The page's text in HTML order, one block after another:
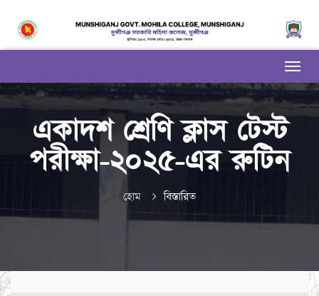
একাদশ শ্রেণি ক্লাস টেস্ট
পরীক্ষা-২০২৫-এর রুটিন
হোম বিস্তারিত